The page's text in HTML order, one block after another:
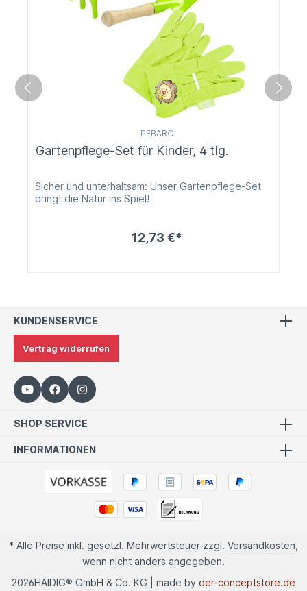
PEBARO
Gartenpflege-Set für Kinder, 4 tlg.
Sicher und unterhaltsam: Unser Gartenpflege-Set
bringt die Natur ins Spiel!
12,73 €*
KUNDENSERVICE
Vertrag widerrufen
SHOP SERVICE
INFORMATIONEN
* Alle Preise inkl. gesetzl. Mehrwertsteuer zzgl. Versandkosten
wenn nicht anders angegeben.
2026HAIDIG® GmbH & Co. KG | made by der-conceptstore.de